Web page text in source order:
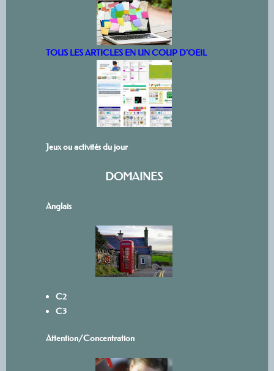
TOUS LES ARTICLES EN UN COUP D’OEIL
Jeux ou activités du jour
DOMAINES
Anglais
C2
C3
Attention/Concentration